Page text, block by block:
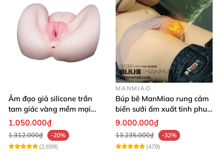
Âm đạo giả silicone trần
tam giác vàng mềm mại
thật nhất
1.050.000₫
1.312.000₫
-20%
(2,699)
MANMIAO
Búp bê ManMiao rung cảm
biến sưởi ấm xuất tinh phun
nước thông minh cao cấp
9.000.000₫
13.235.000₫
-32%
(478)